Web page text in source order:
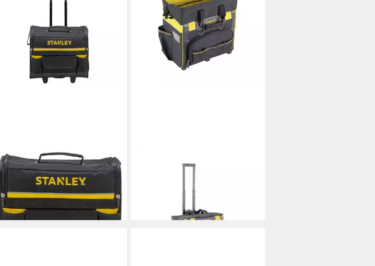
STANLEY
Werkzeugkoffer Werkzeugkoffer 1-
97-515
ab 48,00 €
lieferbar - in 3-4 Werktagen bei dir
Werkzeugkoffer FatMax
lieferbar - in 3-4 Werktagen bei dir